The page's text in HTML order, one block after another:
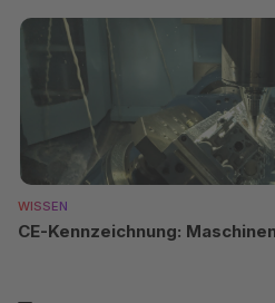
WISSEN
CE-Kennzeichnung: